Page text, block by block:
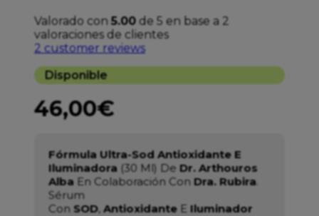
Valorado con 5.00de 5 en base a 2
valoraciones de clientes
2 customer reviews
Disponible
46,00€
Fórmula Ultra-Sod Antioxidante E
Iluminadora (30 Ml) De Dr. Arthouros
Alba En Colaboración Con Dra. Rubira
Sérum
Con SOD, Antioxidante E Iluminador